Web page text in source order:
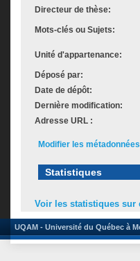
Directeur de thèse:
Mots-clés ou Sujets:
Unité d'appartenance:
Déposé par:
Date de dépôt:
Dernière modification:
Adresse URL :
Modifier les
Statistiques
Voir les statistiques sur
UQAM - Université du Québec à